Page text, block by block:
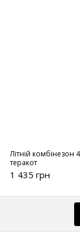
Літній комбінезон
теракот
1 435 грн